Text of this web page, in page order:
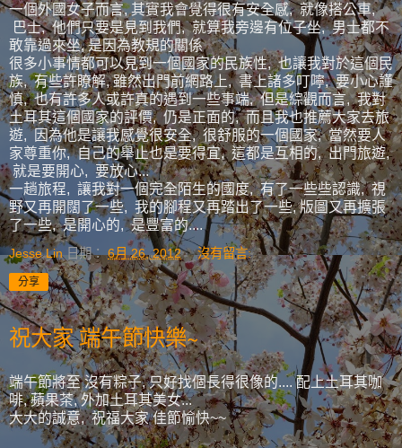
一個外國女子而言, 其實我會覺得很有安全感, 就像搭公車,
巴士, 他們只要是見到我們, 就算我旁邊有位子坐, 男士都不
敢靠過來坐, 是因為教規的關係
很多小事情都可以見到一個國家的民族性, 也讓我對於這個民
族, 有些許瞭解, 雖然出門前網路上, 書上諸多叮嚀, 要小心謹
慎, 也有許多人或許真的遇到一些事端, 但是綜觀而言, 我對
土耳其這個國家的評價, 仍是正面的, 而且我也推薦大家去旅
遊, 因為他是讓我感覺很安全, 很舒服的一個國家, 當然要人
家尊重你, 自己的舉止也是要得宜, 這都是互相的, 出門旅遊,
就是要開心, 要放心...
一趟旅程, 讓我對一個完全陌生的國度, 有了一些些認識, 視
野又再開闊了一些, 我的腳程又再踏出了一些, 版圖又再擴張
了一些, 是開心的, 是豐富的....
Jesse Lin 日期：6月 26, 2012 沒有留言:
分享
祝大家 端午節快樂~
端午節將至 沒有粽子, 只好找個長得很像的.... 配上土耳其咖
啡, 蘋果茶, 外加土耳其美女...
大大的誠意, 祝福大家 佳節愉快~~